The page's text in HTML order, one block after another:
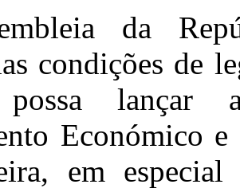
da
condições de
possa lançar
Económico
em especial